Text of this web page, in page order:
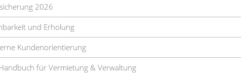
2026
und Erholung
Kundenorientierung
für Vermietung & Verwaltung